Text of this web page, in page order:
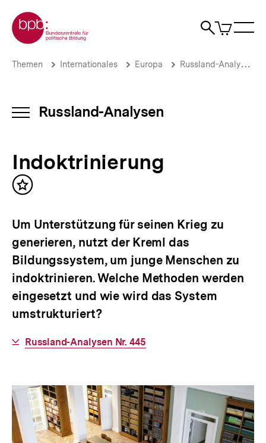
zum
Seiteninhalt
springen
Zur Startseite der bpb
Suche
Artikel
im
Indoktrinierung
bpb.de
Brotkrümelnavigation
Pfadnavigation
Themen Internationales Europa Russland-Analysen
INHALTSNAVIGATION
Russland-Analysen
Indoktrinierung
Inhalt
Um Unterstützung für seinen Krieg zu
generieren, nutzt der Kreml das
Bildungssystem, um junge Menschen zu
indoktrinieren. Welche Methoden werden
eingesetzt und wie wird das System
umstrukturiert?
Interner
Russland-Analysen Nr. 445